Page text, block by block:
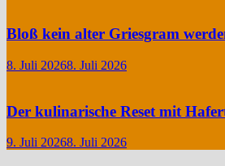
Bloß kein alter Griesgram
8. Juli 20268. Juli 2026
Der kulinarische Reset mit
9. Juli 20268. Juli 2026